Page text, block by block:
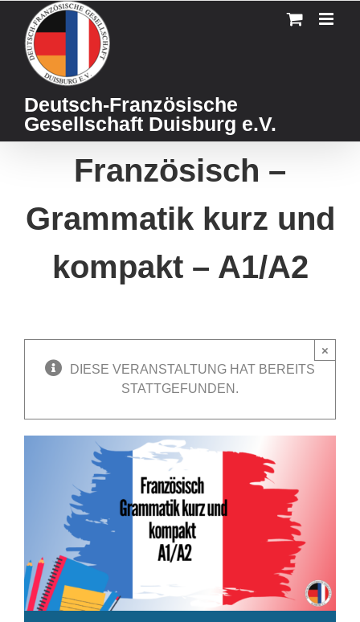
content
Deutsch-Französische
Gesellschaft Duisburg e.V.
Französisch –
Grammatik kurz und
kompakt – A1/A2
DIESE VERANSTALTUNG HAT BEREITS
STATTGEFUNDEN.
×